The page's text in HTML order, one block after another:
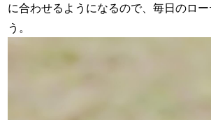
に合わせるようになるので、毎日のロ
う。